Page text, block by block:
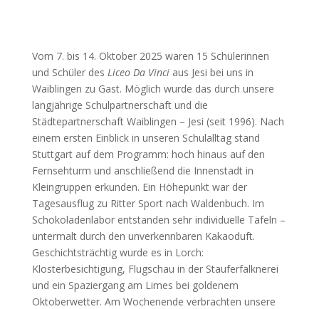
Vom 7. bis 14. Oktober 2025 waren 15 Schülerinnen
und Schüler des Liceo Da Vinciaus Jesi bei uns in
Waiblingen zu Gast. Möglich wurde das durch unsere
langjährige Schulpartnerschaft und die
Städtepartnerschaft Waiblingen – Jesi (seit 1996). Nach
einem ersten Einblick in unseren Schulalltag stand
Stuttgart auf dem Programm: hoch hinaus auf den
Fernsehturm und anschließend die Innenstadt in
Kleingruppen erkunden. Ein Höhepunkt war der
Tagesausflug zu Ritter Sport nach Waldenbuch. Im
Schokoladenlabor entstanden sehr individuelle Tafeln –
untermalt durch den unverkennbaren Kakaoduft.
Geschichtsträchtig wurde es in Lorch:
Klosterbesichtigung, Flugschau in der Stauferfalknerei
und ein Spaziergang am Limes bei goldenem
Oktoberwetter. Am Wochenende verbrachten unsere